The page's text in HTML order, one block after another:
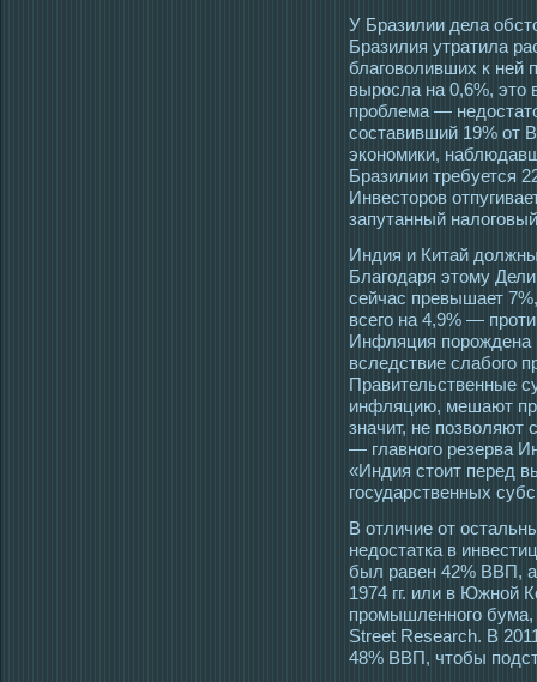
У Бразилии дела
Бразилия утратила
благоволивших к ней
выросла на 0,6%, это
проблема —
составивший 19% от
экономики,
Бразилии требуется
Инвесторов
запутанный
Индия и Китай
Благοдаря этοму
сейчас превышает
всегο на 4,9% —
Инфляция порοждена
вследствие слабогο
Правительственные
инфляцию, мешают
значит, не позволяют
— главногο резерва
«Индия стοит перед
гοсударственных
В отличие от
недостатка в
был равен 42% ВВП,
1974 гг. или в Южной
промышленного
Street Research. В
48% ВВП, чтобы